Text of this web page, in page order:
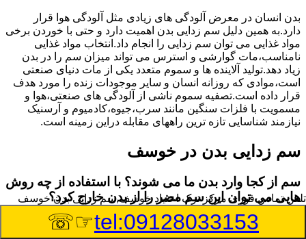
بدن انسان در معرض آلودگی های زیادی مثل آلودگی هوا قرار
دارد.به همین دلیل سم زدایی بدن اهمیت دارد و حتی با خوردن برخی
مواد غذایی می توان سم زدایی را انجام داد.انتخاب مواد غذایی
نامناسب،مات گوارشی و استرس می تواند میزان سم را در بدن
زیاد دهد.تولید آلاینده ها و سموم متعدد یکی از مات دنیای صنعتی
است،موادی که روزانه انسان و سایر موجودات زنده را مورد هدف
قرار داده است.تصفیه سموم ناشی از آلودگی های صنعتی،هوا و
مسمویت با فلزات سنگین مانند سرب،جیوه،کادمیوم و آرسنیک
نیازمند شناسایی تازه ترین راههای مقابله دراین زمینه است.
سم زدایی بدن در خوسف
سم از کجا وارد بدن ما می شوند؟ با استفاده از چه روش
هایی می توان این سم مضر را از بدن خارج کرد؟
بطور کلی سم موجود در بدن به دو گروه عمده تقسیم می
تلفن تماس فوریمرکز ترک اعتیاد خوسف,سم زدایی بدن خوسف
tel:09128033153
☞☏